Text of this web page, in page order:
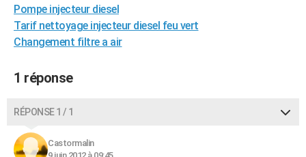
Destinations
City break
Voyage nature
Voyage de noces
Forum
Climat
+PHOTO
GUIDES D'ACHAT
BONS PLANS
Dictionnaire
Biographies
Citations
Expressions
Proverbes
Pompe injecteur diesel
Tarif nettoyage injecteur diesel feu vert
Changement filtre a air
1 réponse
RÉPONSE 1 / 1
Castormalin